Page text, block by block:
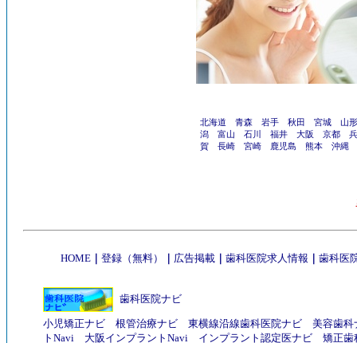
北海道 青森 岩手 秋田 宮城
山形
潟
富山 石川 福井 大阪 京都
賀
長崎 宮崎 鹿児島 熊本 沖縄
HOME 登録（無料） 広告掲載 歯科医院求人情報 歯科医
歯科医院ナビ
小児矯正ナビ 根管治療ナビ 東横線沿線歯科医院ナビ
美容歯科
トNavi
大阪インプラントNavi インプラント認定医ナビ
矯正歯